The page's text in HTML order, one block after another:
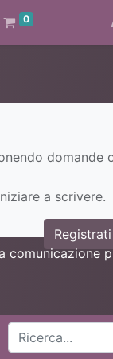
0
domande
a scrivere.
Registrati
comunicazione